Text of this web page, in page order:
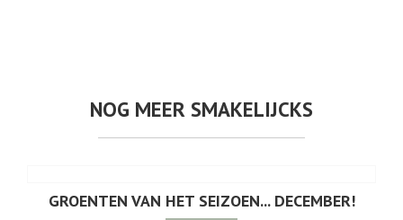
NOG MEER SMAKELIJCKS
GROENTEN VAN HET SEIZOEN... DECEMBER!